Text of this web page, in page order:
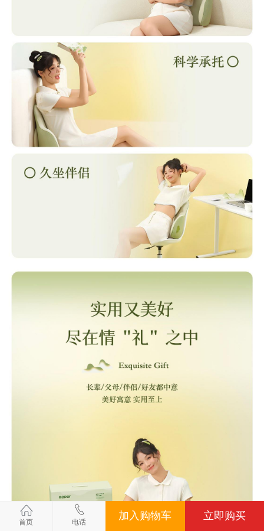
首页 电话
加入购物车 立即购买